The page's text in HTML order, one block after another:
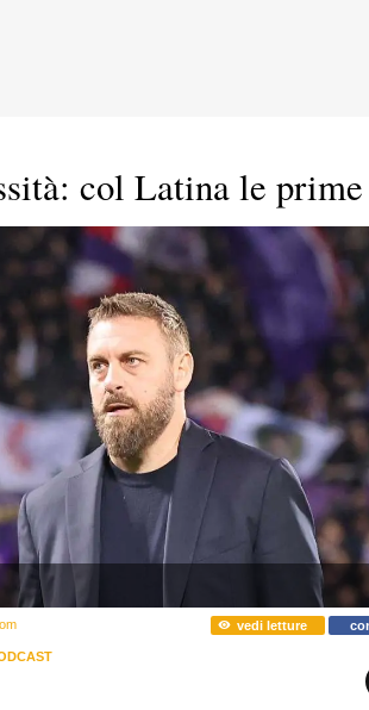
col Latina le
vedi letture